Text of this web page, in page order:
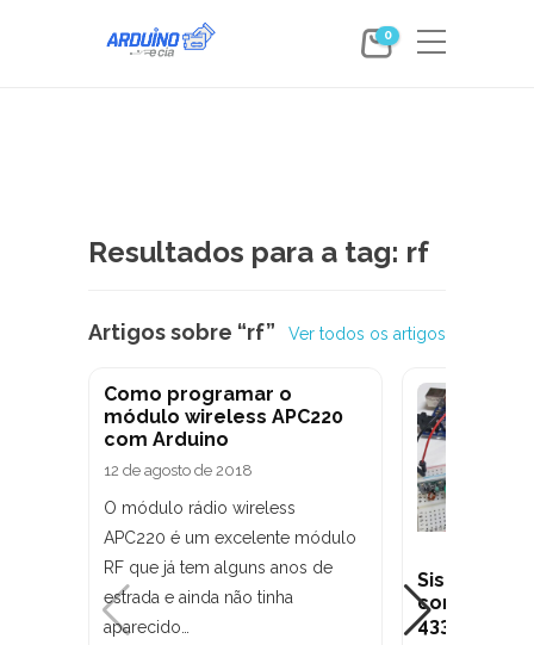
0
Resultados para a tag: rf
Artigos sobre “rf” Ver todos os artigos
Como programar o
módulo wireless APC220
com Arduino
12 de agosto de 2018
O módulo rádio wireless
APC220 é um excelente módulo
RF que já tem alguns anos de
estrada e ainda não tinha
aparecido…
Sistema
com
433MHz